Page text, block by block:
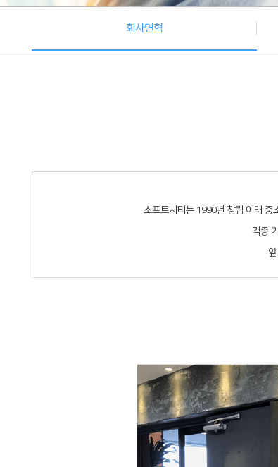
회사연혁
소프트시티는 1990년 창립 이래 중
각종